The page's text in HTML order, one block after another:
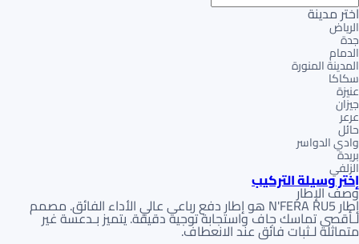
اختر مدينة
الرياض
جدة
الدمام
المدينة المنورة
سكاكا
عنيزة
جيزان
عرعر
حائل
وادي الدواسر
بريدة
الزلفي
إختر وسيلة التركيب
وصف الإطار
إطار N'FERA RU5 هو إطار دفع رباعي عالي الأداء الفائق. مصمم
لـأقصى تماسك جاف واستجابة توجيه دقيقة. يتميز بـدعسة غير
متماثلة لـثبات فائق عند الانعطاف.